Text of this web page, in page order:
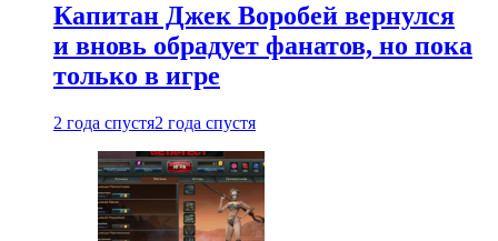
Капитан Джек Воробей вернулся
и вновь обрадует фанатов, но пока
только в игре
2 года спустя2 года спустя